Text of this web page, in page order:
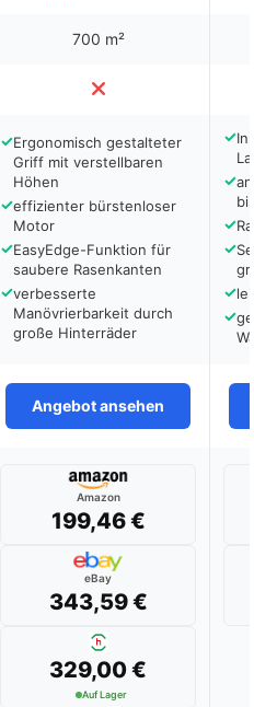
700 m²
✓Ergonomisch gestalteter
Griff mit verstellbaren
Höhen
✓effizienter bürstenloser
Motor
✓EasyEdge-Funktion für
saubere Rasenkanten
✓verbesserte
Manövrierbarkeit durch
große Hinterräder
✓
✓
✓
✓
✓
✓
Angebot ansehen
Amazon
199,46 €
eBay
343,59 €
329,00 €
Auf Lager